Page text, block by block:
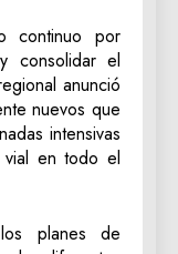
continuo por
consolidar el
anunció
nuevos que
intensivas
vial en todo el
planes de